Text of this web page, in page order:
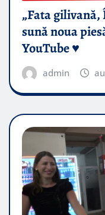
„Fata gilivană,
sună noua
YouTube ♥️
admin